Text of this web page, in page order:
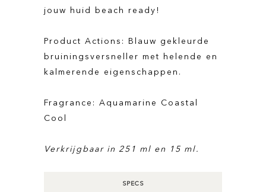
jouw huid beach ready!
Product Actions: Blauw gekleurde
bruiningsversneller met helende en
kalmerende eigenschappen.
Fragrance: Aquamarine Coastal
Cool
Verkrijgbaar in 251 ml en 15 ml.
SPECS